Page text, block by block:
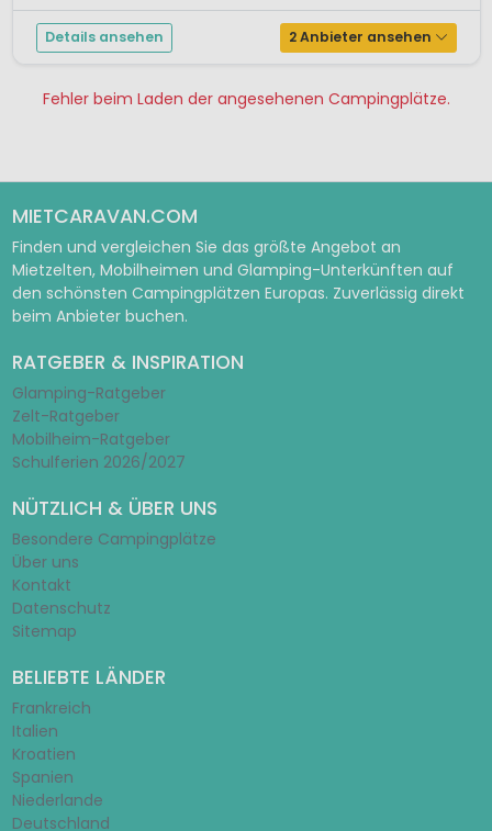
En...
Details ansehen 2 Anbieter ansehen
Fehler beim Laden der angesehenen Campingplätze.
MIETCARAVAN.COM
Finden und vergleichen Sie das größte Angebot an
Mietzelten, Mobilheimen und Glamping-Unterkünften auf
den schönsten Campingplätzen Europas. Zuverlässig direkt
beim Anbieter buchen.
RATGEBER & INSPIRATION
Glamping-Ratgeber
Zelt-Ratgeber
Mobilheim-Ratgeber
Schulferien 2026/2027
NÜTZLICH & ÜBER UNS
Besondere Campingplätze
Über uns
Kontakt
Datenschutz
Sitemap
BELIEBTE LÄNDER
Frankreich
Italien
Kroatien
Spanien
Niederlande
Deutschland